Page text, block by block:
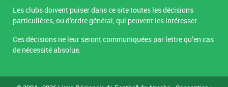
Les clubs doivent puiser dans ce site toutes les décisions
particulières, ou d’ordre général, qui peuvent les intéresser.
Ces décisions ne leur seront communiquées par lettre qu’en cas
de nécessité absolue.